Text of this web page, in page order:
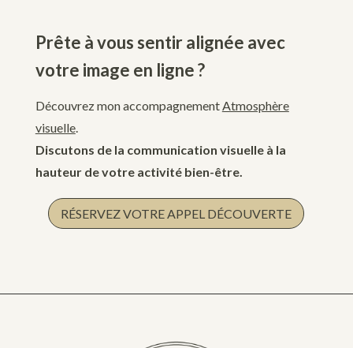
Prête à vous sentir alignée avec
votre image en ligne ?
Découvrez mon accompagnementAtmosphère
visuelle.
Discutons de la communication visuelle à la
hauteur de votre activité bien-être.
RÉSERVEZ VOTRE APPEL DÉCOUVERTE